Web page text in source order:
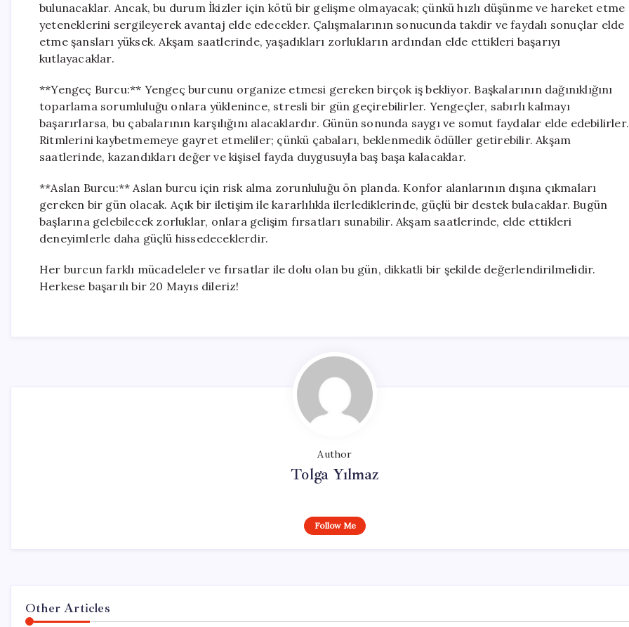
bulunacaklar. Ancak, bu durum İkizler için kötü bir gelişme olmayacak; çünkü hızlı düşünme ve hareket etme
yeteneklerini sergileyerek avantaj elde edecekler. Çalışmalarının sonucunda takdir ve faydalı sonuçlar elde
etme şansları yüksek. Akşam saatlerinde, yaşadıkları zorlukların ardından elde ettikleri başarıyı
kutlayacaklar.
**Yengeç Burcu:** Yengeç burcunu organize etmesi gereken birçok iş bekliyor. Başkalarının dağınıklığını
toparlama sorumluluğu onlara yüklenince, stresli bir gün geçirebilirler. Yengeçler, sabırlı kalmayı
başarırlarsa, bu çabalarının karşılığını alacaklardır. Günün sonunda saygı ve somut faydalar elde edebilirler.
Ritmlerini kaybetmemeye gayret etmeliler; çünkü çabaları, beklenmedik ödüller getirebilir. Akşam
saatlerinde, kazandıkları değer ve kişisel fayda duygusuyla baş başa kalacaklar.
**Aslan Burcu:** Aslan burcu için risk alma zorunluluğu ön planda. Konfor alanlarının dışına çıkmaları
gereken bir gün olacak. Açık bir iletişim ile kararlılıkla ilerlediklerinde, güçlü bir destek bulacaklar. Bugün
başlarına gelebilecek zorluklar, onlara gelişim fırsatları sunabilir. Akşam saatlerinde, elde ettikleri
deneyimlerle daha güçlü hissedeceklerdir.
Her burcun farklı mücadeleler ve fırsatlar ile dolu olan bu gün, dikkatli bir şekilde değerlendirilmelidir.
Herkese başarılı bir 20 Mayıs dileriz!
Author
Tolga Yılmaz
Follow Me
Other Articles